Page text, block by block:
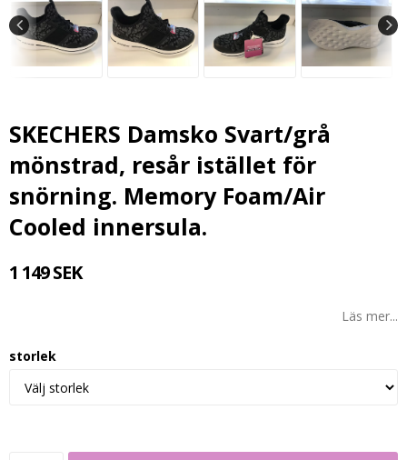
SKECHERS Damsko Svart/grå
mönstrad, resår istället för
snörning. Memory Foam/Air
Cooled innersula.
1 149 SEK
Läs mer...
storlek